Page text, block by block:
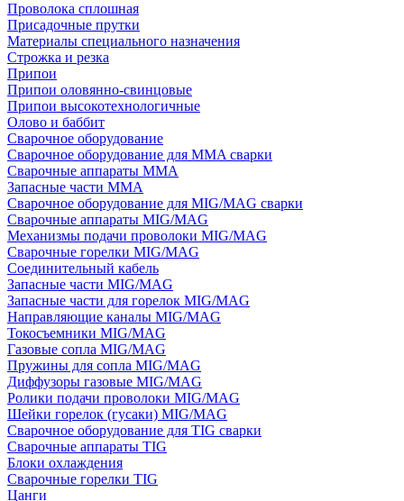
Проволока сплошная
Присадочные прутки
Материалы специального назначения
Строжка и резка
Припои
Припои оловянно-свинцовые
Припои высокотехнологичные
Олово и баббит
Сварочное оборудование
Сварочное оборудование для MMA сварки
Сварочные аппараты MMA
Запасные части MMA
Сварочное оборудование для MIG/MAG сварки
Сварочные аппараты MIG/MAG
Механизмы подачи проволоки MIG/MAG
Сварочные горелки MIG/MAG
Соединительный кабель
Запасные части MIG/MAG
Запасные части для горелок MIG/MAG
Направляющие каналы MIG/MAG
Токосъемники MIG/MAG
Газовые сопла MIG/MAG
Пружины для сопла MIG/MAG
Диффузоры газовые MIG/MAG
Ролики подачи проволоки MIG/MAG
Шейки горелок (гусаки) MIG/MAG
Сварочное оборудование для TIG сварки
Сварочные аппараты TIG
Блоки охлаждения
Сварочные горелки TIG
Цанги